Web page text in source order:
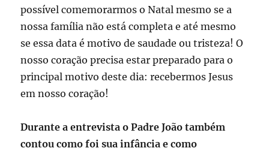
possível comemorarmos o Natal mesmo se a
nossa família não está completa e até mesmo
se essa data é motivo de saudade ou tristeza! O
nosso coração precisa estar preparado para o
principal motivo deste dia: recebermos Jesus
em nosso coração!
Durante a entrevista o Padre João também
contou como foi sua infância e como